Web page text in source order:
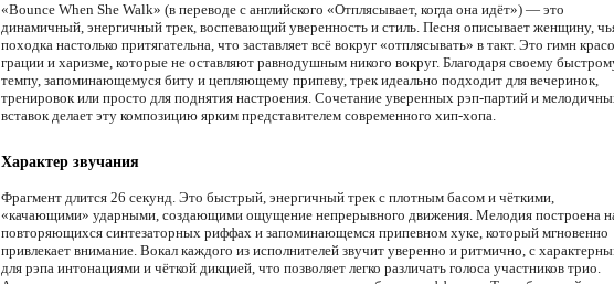
«Bounce When She Walk» (в переводе с английского «Отплясывает, когда она идёт») — это
динамичный, энергичный трек, воспевающий уверенность и стиль. Песня описывает женщину,
походка настолько притягательна, что заставляет всё вокруг «отплясывать» в такт. Это гимн
грации и харизме, которые не оставляют равнодушным никого вокруг. Благодаря своему
темпу, запоминающемуся биту и цепляющему припеву, трек идеально подходит для вечеринок,
тренировок или просто для поднятия настроения. Сочетание уверенных рэп-партий и
вставок делает эту композицию ярким представителем современного хип-хопа.
Характер звучания
Фрагмент длится 26 секунд. Это быстрый, энергичный трек с плотным басом и чёткими,
«качающими» ударными, создающими ощущение непрерывного движения. Мелодия построена
повторяющихся синтезаторных риффах и запоминающемся припевном хуке, который мгновенно
привлекает внимание. Вокал каждого из исполнителей звучит уверенно и ритмично, с
для рэпа интонациями и чёткой дикцией, что позволяет легко различать голоса участников трио.